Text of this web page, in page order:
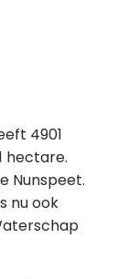
4901
hectare.
Nunspeet.
nu ook